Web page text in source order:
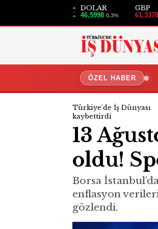
DOLAR
46,5998 0.3%
GBP
61,3378
ÖZEL HABER
Türkiye'de İş Dünyası
kaybettirdi
13
oldu!
Borsa
enflasyon
gözlendi.